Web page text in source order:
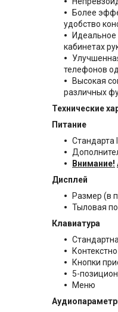
Более
удобство
кабинетах
телефонов
Высокая
различных
Технические
Питание
Стандарта
Внимание!
Дисплей
Размер (в
Тыловая
Клавиатура
Кнопки
5-
Меню